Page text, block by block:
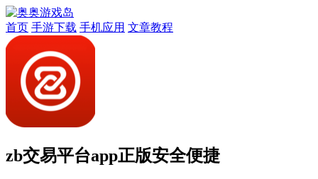
首页 手游下载 手机应用 文章教程
zb交易平台app正版安全便捷